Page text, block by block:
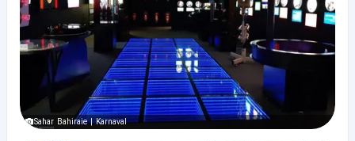
Sahar Bahiraie | Karnaval